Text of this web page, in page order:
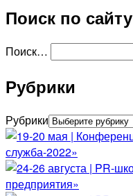
Поиск по сайту
Поиск…
Рубрики
Рубрики